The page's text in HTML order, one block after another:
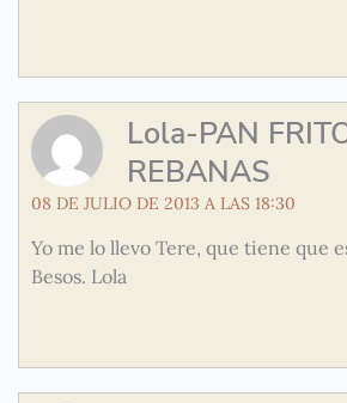
Lola-PAN
REBANAS
08 DE JULIO DE 2013 A LAS 18:30
Yo me lo llevo Tere, que tiene que
Besos. Lola